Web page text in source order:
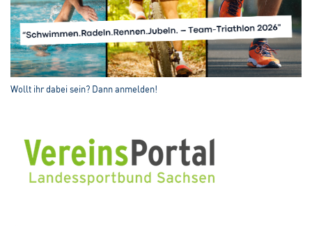
Wollt ihr dabei sein? Dann anmelden!